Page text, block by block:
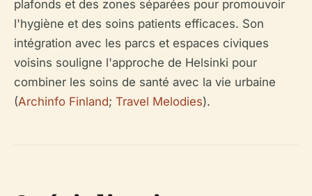
plafonds et des zones séparées pour promouvoir
l'hygiène et des soins patients efficaces. Son
intégration avec les parcs et espaces civiques
voisins souligne l'approche de Helsinki pour
combiner les soins de santé avec la vie urbaine
(Archinfo Finland; Travel Melodies).